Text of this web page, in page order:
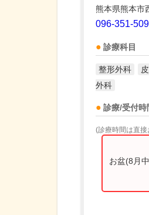
熊本県熊本市
096-351-
診療科目
整形外科
外科
診療/受付時
(診療時間は直
お盆(8月